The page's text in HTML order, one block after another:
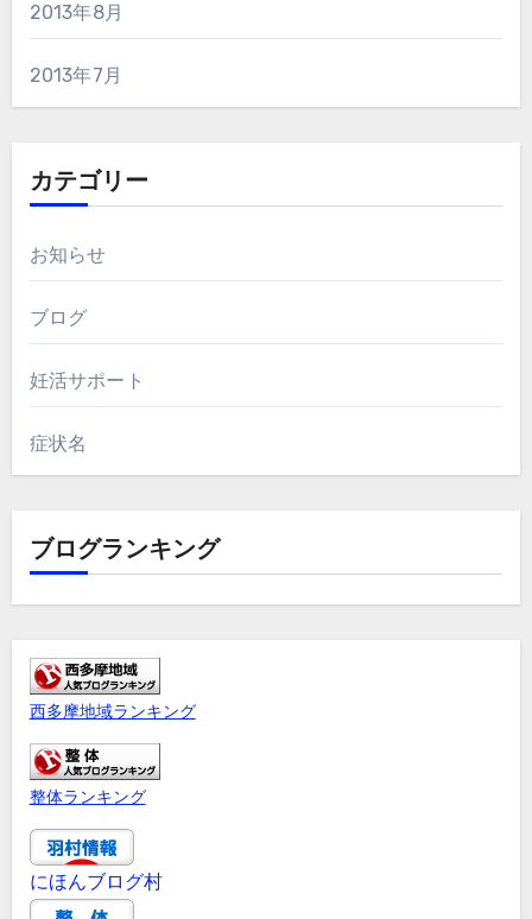
2013年8月
2013年7月
カテゴリー
お知らせ
ブログ
妊活サポート
症状名
ブログランキング
西多摩地域ランキング
整体ランキング
にほんブログ村